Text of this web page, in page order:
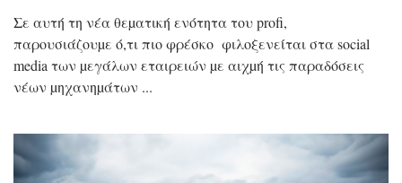
Σε αυτή τη νέα θεµατική ενότητα του profi,
παρουσιάζουµε ό,τι πιο φρέσκο φιλοξενείται στα social
media των µεγάλων εταιρειών µε αιχµή τις παραδόσεις
νέων µηχανηµάτων